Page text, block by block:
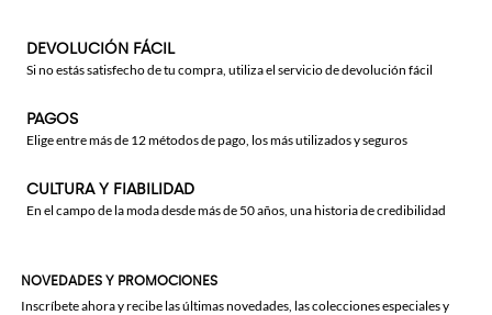
DEVOLUCIÓN FÁCIL
Si no estás satisfecho de tu compra, utiliza el servicio de devolución fácil
PAGOS
Elige entre más de 12 métodos de pago, los más utilizados y seguros
CULTURA Y FIABILIDAD
En el campo de la moda desde más de 50 años, una historia de credibilidad
NOVEDADES Y PROMOCIONES
Inscríbete ahora y recibe las últimas novedades, las colecciones especiales y